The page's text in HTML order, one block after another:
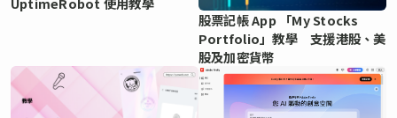
股票記帳 App 「My Stocks
Portfolio」教學 支援港股、美
股及加密貨幣